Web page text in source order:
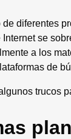
diferentes
se
a los
de
trucos